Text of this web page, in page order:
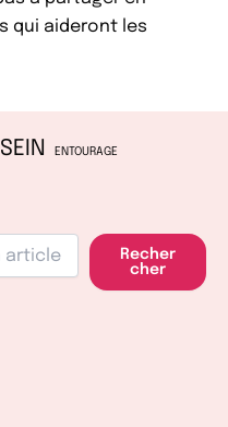
qui aideront les
ENTOURAGE
Recher
cher